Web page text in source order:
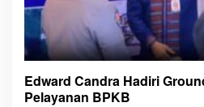
Edward Candra Hadiri
Pelayanan BPKB